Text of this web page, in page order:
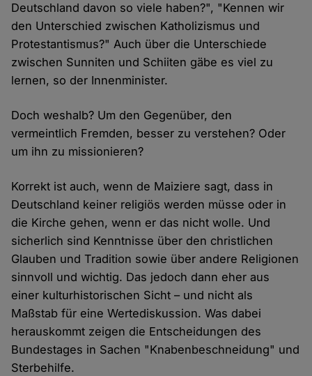
Deutschland davon so viele haben?", "Kennen wir
den Unterschied zwischen Katholizismus und
Protestantismus?" Auch über die Unterschiede
zwischen Sunniten und Schiiten gäbe es viel zu
lernen, so der Innenminister.
Doch weshalb? Um den Gegenüber, den
vermeintlich Fremden, besser zu verstehen? Oder
um ihn zu missionieren?
Korrekt ist auch, wenn de Maiziere sagt, dass in
Deutschland keiner religiös werden müsse oder in
die Kirche gehen, wenn er das nicht wolle. Und
sicherlich sind Kenntnisse über den christlichen
Glauben und Tradition sowie über andere Religionen
sinnvoll und wichtig. Das jedoch dann eher aus
einer kulturhistorischen Sicht – und nicht als
Maßstab für eine Wertediskussion. Was dabei
herauskommt zeigen die Entscheidungen des
Bundestages in Sachen "Knabenbeschneidung" und
Sterbehilfe.